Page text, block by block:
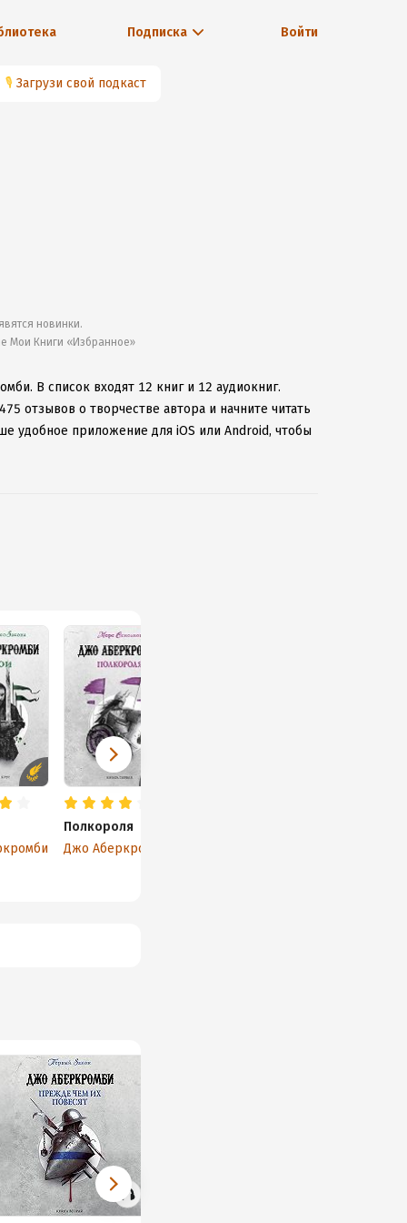
Подписка Войти
🎙 Загрузи свой подкаст
новинки.
Мои Книги «Избранное»
В список входят 12 книг и 12 аудиокниг.
отзывов о творчестве автора и начните читать
удобное приложение для iOS или Android, чтобы
Полкороля
Джо Аберкромби